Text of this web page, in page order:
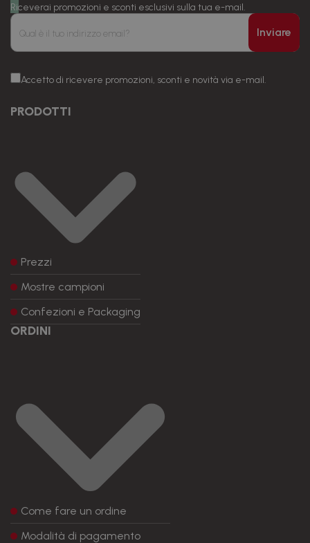
Riceverai promozioni e sconti esclusivi sulla tua e-mail.
Inviare
Accetto di ricevere promozioni, sconti e novità via e-mail.
PRODOTTI
Prezzi
Mostre campioni
Confezioni e Packaging
ORDINI
Come fare un ordine
Modalità di pagamento